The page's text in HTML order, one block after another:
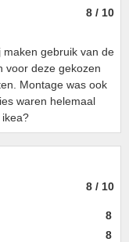
8 / 10
maken gebruik van de
voor deze gekozen
Montage was ook
waren helemaal
ikea?
8 / 10
8
8